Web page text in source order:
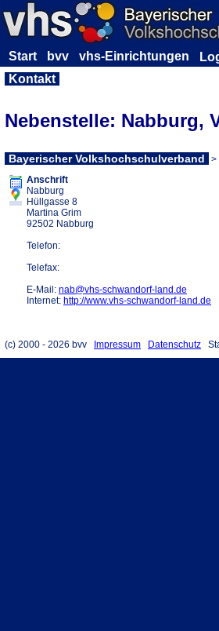
Start bvv
vhs-Einrichtungen
Kontakt
Nebenstelle: Nabburg,
Bayerischer Volkshochschulverband >
Anschrift
Nabburg
Hüllgasse 8
Martina Grim
92502 Nabburg
Telefon:
Telefax:
E-Mail: nab@vhs-schwandorf-land.de
Internet: http://www.vhs-schwandorf-land.de
(c) 2000 - 2026 bvv Impressum Datenschutz